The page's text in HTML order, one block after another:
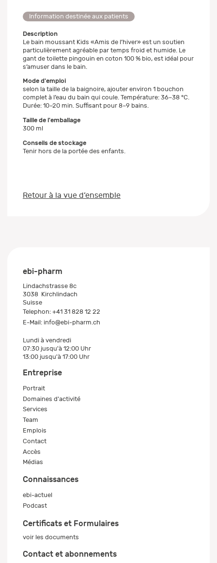
Information destinée aux patients
Description
Le bain moussant Kids «Amis de l’hiver» est un soutien
particulièrement agréable par temps froid et humide. Le
gant de toilette pingouin en coton 100 % bio, est idéal pour
s’amuser dans le bain.
Mode d'emploi
selon la taille de la baignoire, ajouter environ 1 bouchon
complet à l’eau du bain qui coule. Température: 36–38 °C.
Durée: 10–20 min. Suffisant pour 8–9 bains.
Taille de l'emballage
300 ml
Conseils de stockage
Tenir hors de la portée des enfants.
Retour à la vue d’ensemble
ebi-pharm
Lindachstrasse 8c
3038 Kirchlindach
Suisse
Telephon: +41 31 828 12 22
E-Mail: info@ebi-pharm.ch
Lundi à vendredi
07:30 jusqu'à 12:00 Uhr
13:00 jusqu'à 17:00 Uhr
Entreprise
Portrait
Domaines d'activité
Services
Team
Emplois
Contact
Accès
Médias
Connaissances
ebi-actuel
Podcast
Certificats et Formulaires
voir les documents
Contact et abonnements